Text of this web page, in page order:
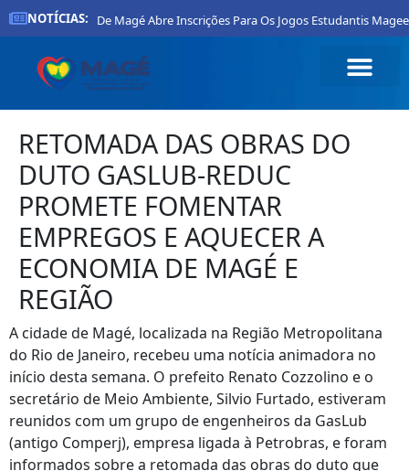
NOTÍCIAS:
Prefeitura De Magé Abre Inscrições Para Os Jogos Estudantis
RETOMADA DAS OBRAS DO
DUTO GASLUB-REDUC
PROMETE FOMENTAR
EMPREGOS E AQUECER A
ECONOMIA DE MAGÉ E
REGIÃO
A cidade de Magé, localizada na Região Metropolitana
do Rio de Janeiro, recebeu uma notícia animadora no
início desta semana. O prefeito Renato Cozzolino e o
secretário de Meio Ambiente, Silvio Furtado, estiveram
reunidos com um grupo de engenheiros da GasLub
(antigo Comperj), empresa ligada à Petrobras, e foram
informados sobre a retomada das obras do duto que